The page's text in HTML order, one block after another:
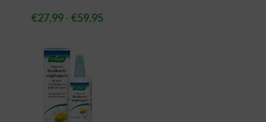
€27,99- €59,95